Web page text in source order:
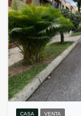
CASA VENTA